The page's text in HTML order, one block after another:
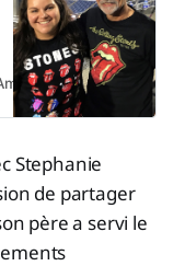
Hal Newman
Stephanie
de partager
père a servi le